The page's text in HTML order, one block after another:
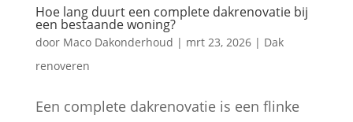
Hoe lang duurt een complete dakrenovatie bij
een bestaande woning?
door Maco Dakonderhoud | mrt 23, 2026| Dak
renoveren
Een complete dakrenovatie is een flinke